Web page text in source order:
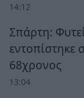
14:12
Σπάρτη:
εντοπίστηκε
68χρονος
13:04